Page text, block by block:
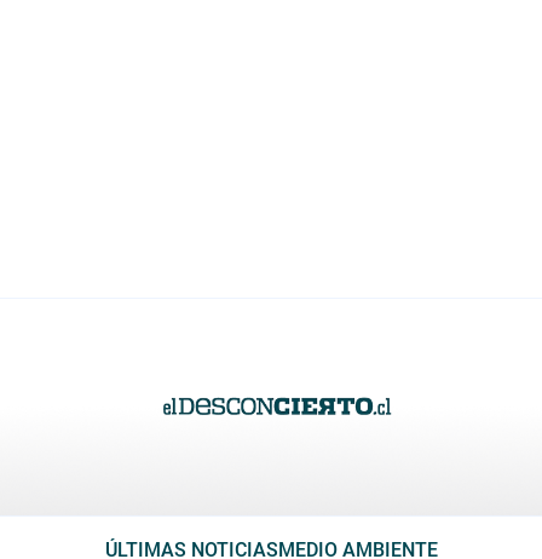
ÚLTIMAS NOTICIASMEDIO AMBIENTE